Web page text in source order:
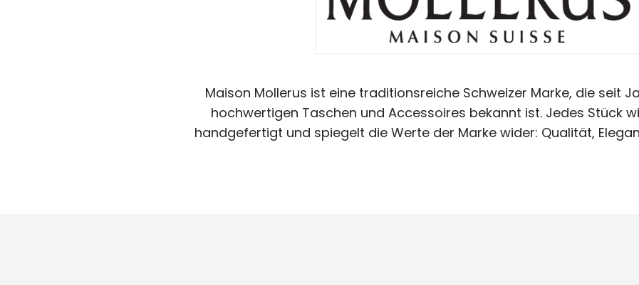
Maison Mollerus ist eine traditionsreiche Schweizer Marke, die seit
hochwertigen Taschen und Accessoires bekannt ist. Jedes Stück
handgefertigt und spiegelt die Werte der Marke wider: Qualität,